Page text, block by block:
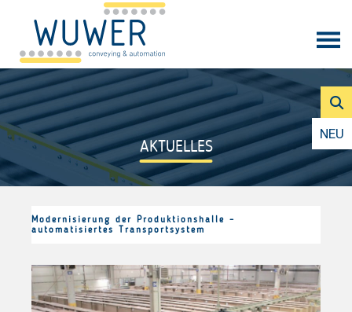
AKTUELLES
Modernisierung der Produktionshalle –
automatisiertes Transportsystem
NEU